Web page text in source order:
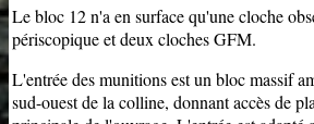
Le bloc 12 n'a en surface qu'une cloche
périscopique et deux cloches GFM.
L'entrée des munitions est un bloc massif
sud-ouest de la colline, donnant accès de